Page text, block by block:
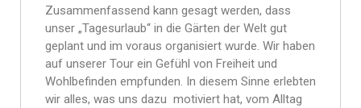
Zusammenfassend kann gesagt werden, dass
unser „Tagesurlaub“ in die Gärten der Welt gut
geplant und im voraus organisiert wurde. Wir haben
auf unserer Tour ein Gefühl von Freiheit und
Wohlbefinden empfunden. In diesem Sinne erlebten
wir alles, was uns dazu motiviert hat, vom Alltag